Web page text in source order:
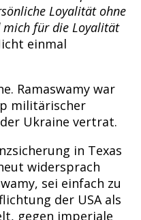
Loyalität ohne
mich für die Loyalität
einmal
Ramaswamy war
militärischer
Ukraine vertrat.
in Texas
widersprach
sei einfach zu
der USA als
gegen imperiale